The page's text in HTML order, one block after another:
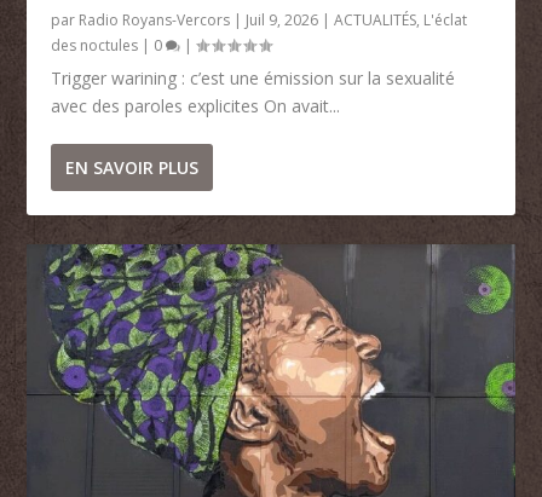
par Radio Royans-Vercors Juil 9, 2026 |ACTUALITÉS, L'éclat
des noctules
0 |
Trigger warining : c’est une émission sur la sexualité
avec des paroles explicites On avait...
EN SAVOIR PLUS